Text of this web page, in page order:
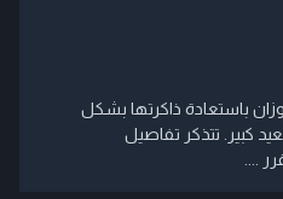
باستعادة ذاكرتها بشكل
كبير. تتذكر تفاصيل
....